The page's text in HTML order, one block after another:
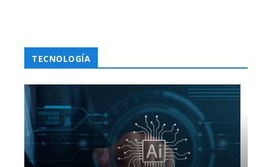
TECNOLOGÍA